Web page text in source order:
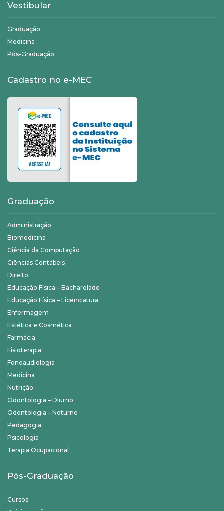
Vestibular
Graduação
Medicina
Pós-Graduação
Cadastro no e-MEC
Graduação
Administração
Biomedicina
Ciência da Computação
Ciências Contábeis
Direito
Educação Física – Bacharelado
Educação Física – Licenciatura
Enfermagem
Estética e Cosmética
Farmácia
Fisioterapia
Fonoaudiologia
Medicina
Nutrição
Odontologia – Diurno
Odontologia – Noturno
Pedagogia
Psicologia
Terapia Ocupacional
Pós-Graduação
Cursos